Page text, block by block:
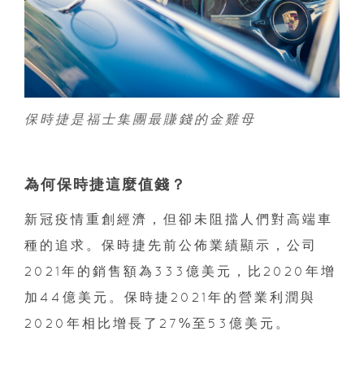
保時捷是福士集團最賺錢的金雞母
為何保時捷這麼值錢？
新冠疫情重創經濟，但卻未阻擋人們對高端車
種的追求。保時捷先前公佈業績顯示，公司
2021年的銷售額為333億美元，比2020年增
加44億美元。保時捷2021年的營業利潤與
2020年相比增長了27%至53億美元。